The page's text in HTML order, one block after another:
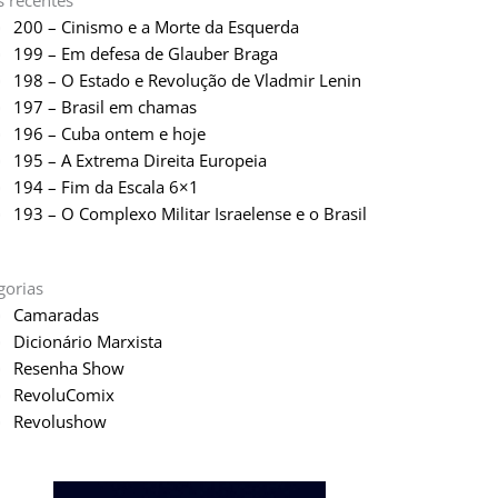
200 – Cinismo e a Morte da Esquerda
199 – Em defesa de Glauber Braga
198 – O Estado e Revolução de Vladmir Lenin
197 – Brasil em chamas
196 – Cuba ontem e hoje
195 – A Extrema Direita Europeia
194 – Fim da Escala 6×1
193 – O Complexo Militar Israelense e o Brasil
Camaradas
Dicionário Marxista
Resenha Show
RevoluComix
Revolushow